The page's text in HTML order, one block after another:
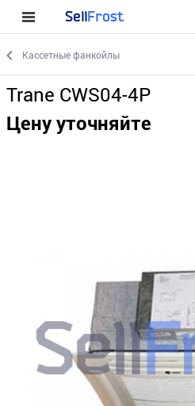
SellFrost
Кассетные фанкойлы
Trane CWS04-4P
Цену уточняйте